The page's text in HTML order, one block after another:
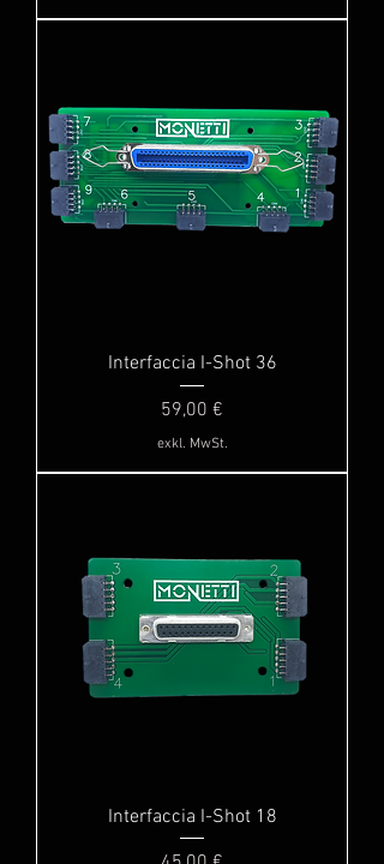
Interfaccia I-Shot 36
Preis
59,00 €
exkl. MwSt.
Interfaccia I-Shot 18